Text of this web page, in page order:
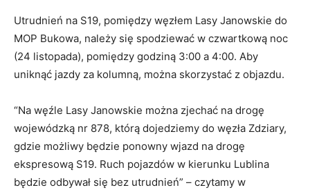
Utrudnień na S19, pomiędzy węzłem Lasy Janowskie do
MOP Bukowa, należy się spodziewać w czwartkową noc
(24 listopada), pomiędzy godziną 3:00 a 4:00. Aby
uniknąć jazdy za kolumną, można skorzystać z objazdu.
“Na węźle Lasy Janowskie można zjechać na drogę
wojewódzką nr 878, którą dojedziemy do węzła Zdziary,
gdzie możliwy będzie ponowny wjazd na drogę
ekspresową S19. Ruch pojazdów w kierunku Lublina
będzie odbywał się bez utrudnień” – czytamy w